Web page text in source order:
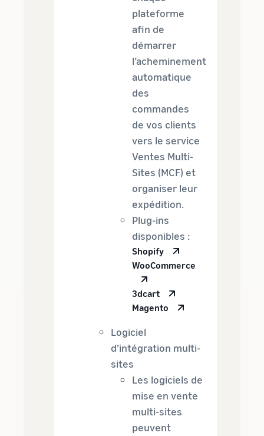
plateforme
afin de
démarrer
l’acheminement
automatique
des
commandes
de vos clients
vers le service
Ventes Multi-
Sites (MCF) et
organiser leur
expédition.
Plug-ins
disponibles :
Shopify
WooCommerce
3dcart
Magento
Logiciel
d’intégration multi-
sites
Les logiciels de
mise en vente
multi-sites
peuvent